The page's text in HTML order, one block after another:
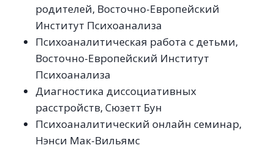
родителей, Восточно-Европейский
Институт Психоанализа
Психоаналитическая работа с детьми,
Восточно-Европейский Институт
Психоанализа
Диагностика диссоциативных
расстройств, Сюзетт Бун
Психоаналитический онлайн семинар,
Нэнси Мак-Вильямс